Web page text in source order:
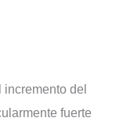
del
fuerte